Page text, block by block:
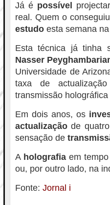
Já é possível
real. Quem o
estudo esta semana
Esta técnica já tinha
Nasser
Universidade de
taxa de
transmissão
Em dois anos, os
actualização de
sensação de
A holografiaem tempo
ou, por outro lado, na
Fonte: Jornal i